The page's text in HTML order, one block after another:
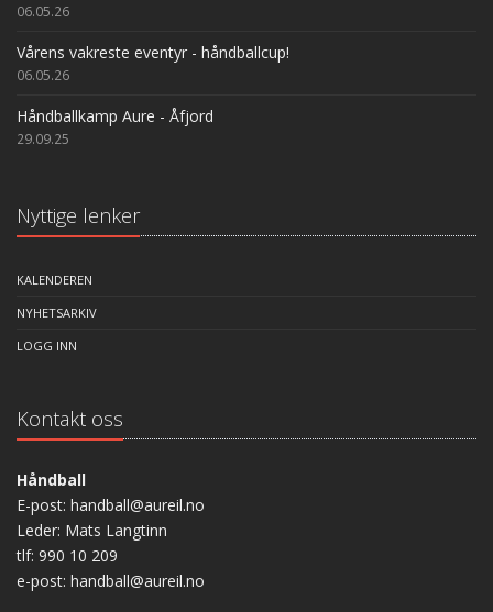
06.05.26
Vårens vakreste eventyr - håndballcup!
06.05.26
Håndballkamp Aure - Åfjord
29.09.25
Nyttige lenker
KALENDEREN
NYHETSARKIV
LOGG INN
Kontakt oss
Håndball
E-post: handball@aureil.no
Leder: Mats Langtinn
tlf: 990 10 209
e-post: handball@aureil.no